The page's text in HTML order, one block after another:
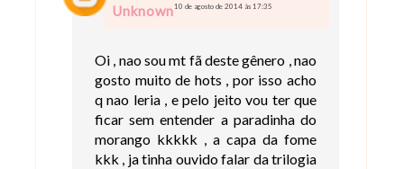
Unknown10 de agosto de 2014 às 17:35
Oi , nao sou mt fã deste gênero , nao
gosto muito de hots , por isso acho
q nao leria , e pelo jeito vou ter que
ficar sem entender a paradinha do
morango kkkkk , a capa da fome
kkk , ja tinha ouvido falar da trilogia